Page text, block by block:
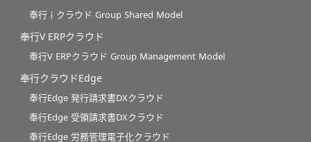
奉行ｉクラウド Group Shared Model
奉行V ERPクラウド
奉行V ERPクラウド Group Management Model
奉行クラウドEdge
奉行Edge 発行請求書DXクラウド
奉行Edge 受領請求書DXクラウド
奉行Edge 労務管理電子化クラウド